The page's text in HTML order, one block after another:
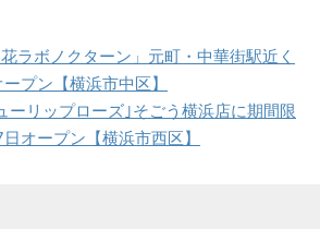
ラボノクターン」元町・中華街駅近く
プン【横浜市中区】
ーリップローズ｣そごう横浜店に期間限
オープン【横浜市西区】